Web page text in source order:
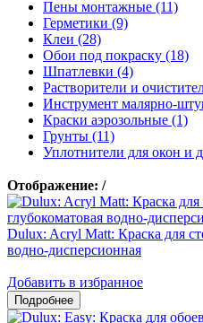
Пены монтажные (11)
Герметики (9)
Клеи (28)
Обои под покраску (18)
Шпатлевки (4)
Растворители и
Инструмент малярно-
Краски аэрозольные (1)
Грунты (11)
Уплотнители для окон и
Отображение: /
Dulux: Acryl Matt: Краска для
водно-дисперсионная
Добавить в избранное